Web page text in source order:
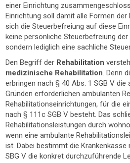
einer Einrichtung
Einrichtung soll damit alle Formen
sich die Steuerbefreiung auf diese
keine persönliche Steuerbefreiung
sondern lediglich eine sachliche
Den Begriff der Rehabilitation
medizinische Rehabilitation. Denn
erbringen nach § 40 Abs. 1 SGB V die
Gründen erforderlichen ambulanten
Rehabilitationseinrichtungen, für die
nach § 111c SGB V besteht. Das
Rehabilitationsleistungen durch
wenn eine ambulante
ist. Dabei bestimmt die Krankenkasse
SBG V die konkret durchzuführende